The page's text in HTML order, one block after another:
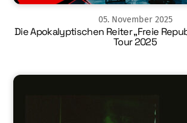
05. November 2025
Die Apokalyptischen Reiter „Freie
Tour 2025